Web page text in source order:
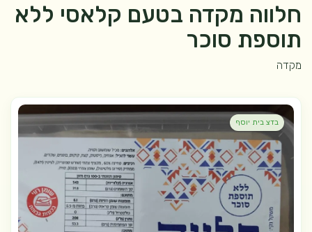
חלווה מקדה בטעם קלאסי ללא
תוספת סוכר
מקדה
בדצ בית יוסף